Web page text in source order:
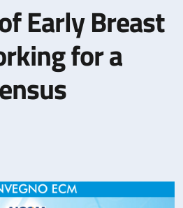
Early Breast
for a